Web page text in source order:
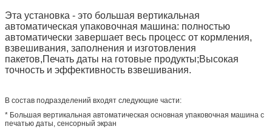
Эта установка - это большая вертикальная
автоматическая упаковочная машина: полностью
автоматически завершает весь процесс от кормления,
взвешивания, заполнения и изготовления
пакетов,Печать даты на готовые продукты;Высокая
точность и эффективность взвешивания.
В состав подразделений входят следующие части:
* Большая вертикальная автоматическая основная упаковочная машина с
печатью даты, сенсорный экран